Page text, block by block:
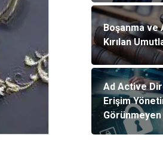
Boşanma ve
Kırılan
Ad Active
Erişim